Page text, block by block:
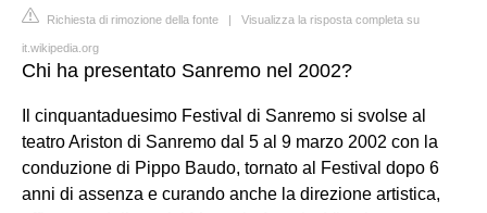
Richiesta di rimozione della fonte | Visualizza la risposta completa su
it.wikipedia.org
Chi ha presentato Sanremo nel 2002?
Il cinquantaduesimo Festival di Sanremo si svolse al
teatro Ariston di Sanremo dal 5 al 9 marzo 2002 con la
conduzione di Pippo Baudo, tornato al Festival dopo 6
anni di assenza e curando anche la direzione artistica,